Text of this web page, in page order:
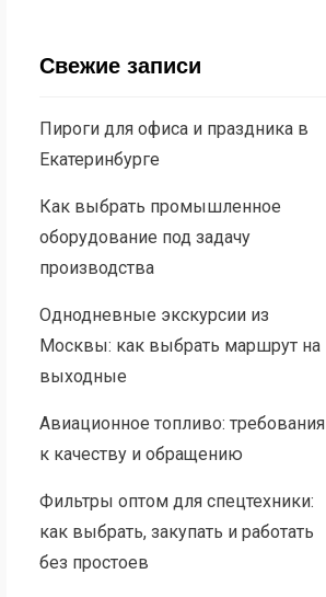
Свежие записи
Пироги для офиса и праздника в
Екатеринбурге
Как выбрать промышленное
оборудование под задачу
производства
Однодневные экскурсии из
Москвы: как выбрать маршрут на
выходные
Авиационное топливо: требования
к качеству и обращению
Фильтры оптом для спецтехники:
как выбрать, закупать и работать
без простоев